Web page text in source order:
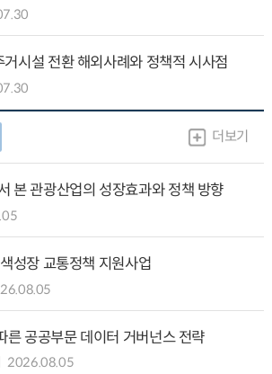
시설 전환 해외사례와 정책적 시사점
더보기
본 관광산업의 성장효과와 정책 방향
성장 교통정책 지원사업
른 공공부문 데이터 거버넌스 전략
2026.08.05